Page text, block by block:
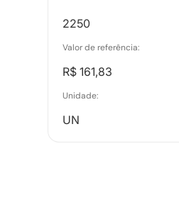
2250
Valor de referência:
R$ 161,83
Unidade:
UN